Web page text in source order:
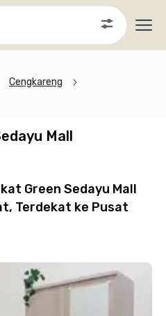
Cengkareng
Mall
Green Sedayu Mall
Terdekat ke Pusat